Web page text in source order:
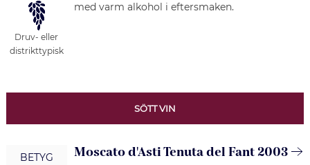
Druv- eller
distrikttypisk
med varm alkohol i eftersmaken.
SÖTT VIN
BETYG Moscato d'Asti Tenuta del Fant 2003